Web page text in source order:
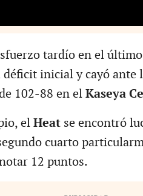
tardío en el
déficit inicial y cayó ante
102-88 en el Kaseya
el Heatse encontró
cuarto
12 puntos.